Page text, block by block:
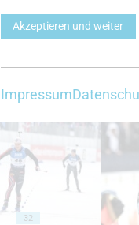
27
32
Akzeptieren und weiter
Impressum